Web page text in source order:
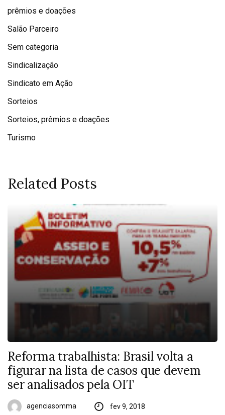
prêmios e doações
Salão Parceiro
Sem categoria
Sindicalização
Sindicato em Ação
Sorteios
Sorteios, prêmios e doações
Turismo
Related Posts
Reforma trabalhista: Brasil volta a
figurar na lista de casos que devem
ser analisados pela OIT
agenciasomma fev 9, 2018